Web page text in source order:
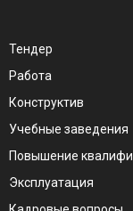
Тендер
Работа
Конструктив
Учебные заведения
Повышение
Эксплуатация